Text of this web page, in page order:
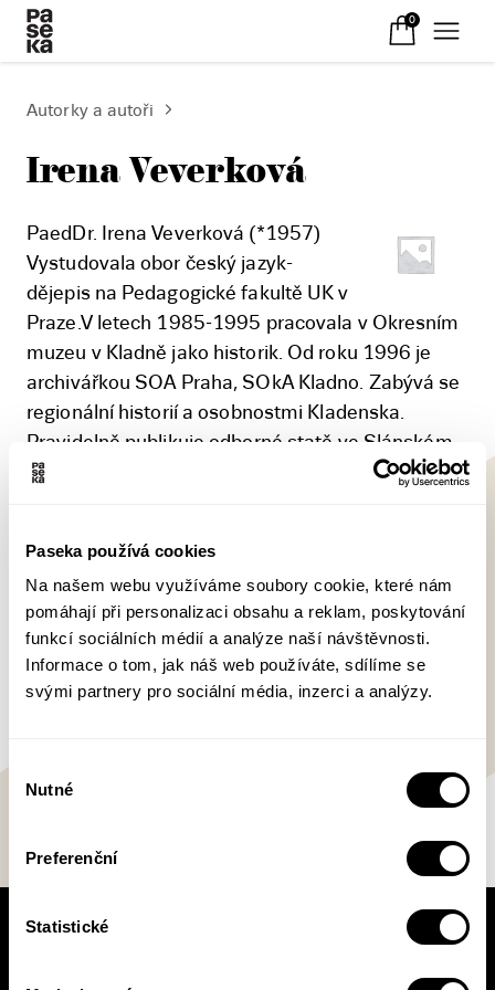
Paseka používá cookies
Na našem webu využíváme soubory cookie, které nám
pomáhají při personalizaci obsahu a reklam, poskytování
funkcí sociálních médií a analýze naší návštěvnosti.
Informace o tom, jak náš web používáte, sdílíme se
svými partnery pro sociální média, inzerci a analýzy.
Výběr
souhlasu
Nutné
Preferenční
Statistické
0
Autorky a autoři
Irena Veverková
PaedDr. Irena Veverková (*1957)
Vystudovala obor český jazyk-
dějepis na Pedagogické fakultě UK v
Praze.V letech 1985-1995 pracovala v Okresním
muzeu v Kladně jako historik. Od roku 1996 je
archivářkou SOA Praha, SOkA Kladno. Zabývá se
regionální historií a osobnostmi Kladenska.
Pravidelně publikuje odborné statě ve Slánském
obzoru od jeho obnovení v roce 1993. Ze
(1999), Kladenský symfonický orchestr (2002),
Dvořákova kladenská zastavení (2005), Antonín
Raymond a Reimannové, osud židovské rodiny ve
XX. století. (2006).
V pracovní době se nebudou číst noviny!